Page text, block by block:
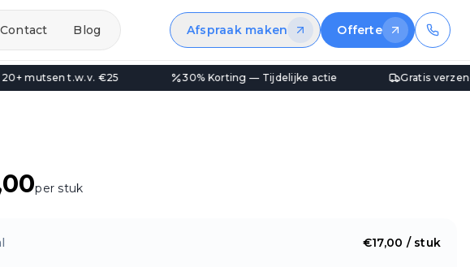
Contact Blog Afspraak maken Offerte
30% Korting — Tijdelijke actie Gratis verzending vanaf €100
per stuk
€17,00 / stuk